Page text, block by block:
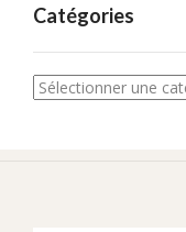
Catégories
Catégories